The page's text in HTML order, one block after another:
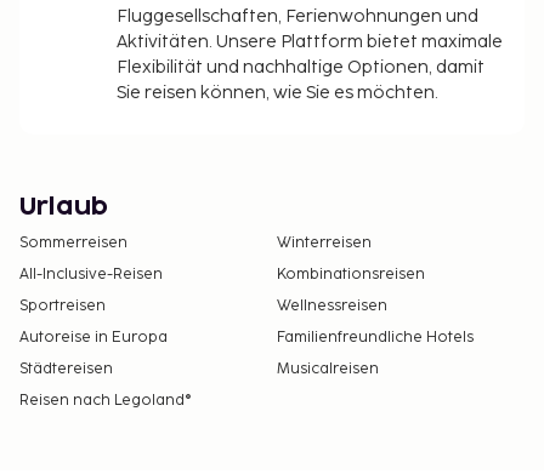
Fluggesellschaften, Ferienwohnungen und
Aktivitäten. Unsere Plattform bietet maximale
Flexibilität und nachhaltige Optionen, damit
Sie reisen können, wie Sie es möchten.
Urlaub
Sommerreisen
Winterreisen
All-Inclusive-Reisen
Kombinationsreisen
Sportreisen
Wellnessreisen
Autoreise in Europa
Familienfreundliche Hotels
Städtereisen
Musicalreisen
Reisen nach Legoland®